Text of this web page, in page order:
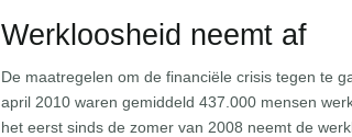
Werkloosheid neemt af
De maatregelen om de financiële crisis tegen te
april 2010 waren gemiddeld 437.000 mensen
het eerst sinds de zomer van 2008 neemt de